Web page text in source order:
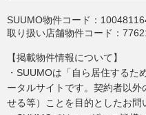
SUUMO物件コード：
取り扱い店舗物件コード：
【掲載物件情報について】
・SUUMOは「自ら居住するた
ータルサイトです。契約者以
せる等）ことを目的としたお